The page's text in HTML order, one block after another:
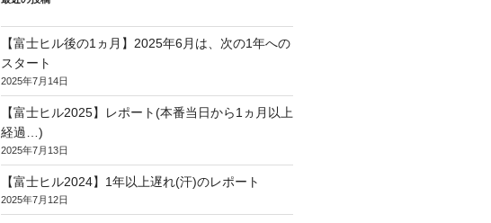
【富士ヒル後の1ヵ月】2025年6月は、次の1年への
スタート
2025年7月14日
【富士ヒル2025】レポート(本番当日から1ヵ月以上
経過…)
2025年7月13日
【富士ヒル2024】1年以上遅れ(汗)のレポート
2025年7月12日